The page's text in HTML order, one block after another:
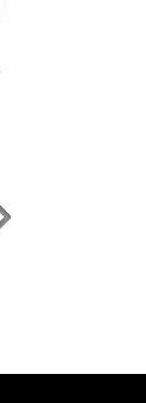
クラ